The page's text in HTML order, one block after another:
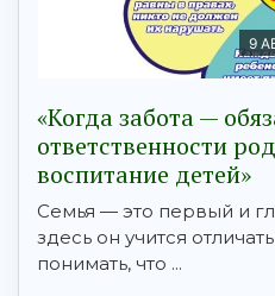
9
«Когда забота —
ответственности
воспитание детей»
Семья — это первый и
здесь он учится
понимать, что ...